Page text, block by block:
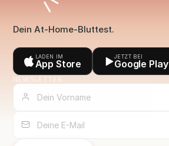
Dein At-Home-Bluttest.
LADEN IM
App Store
JETZT BEI
Google Play
NEWSLETTER